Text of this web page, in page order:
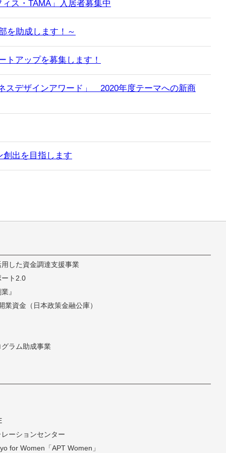
ス・TAMA」入居者募集中
を助成します！～
アップを募集します！
スデザインアワード」 2020年度テーマへの新商
出を目指します
した資金調達支援事業
ト2.0
』
業資金（日本政策金融公庫）
ラム助成事業
ーションセンター
for Women「APT Women」